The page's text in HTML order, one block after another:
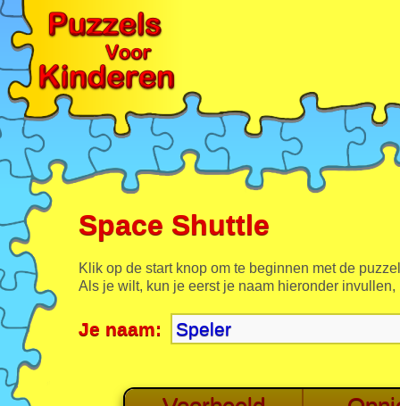
Space Shuttle
Klik op de start knop om te beginnen met de
Als je wilt, kun je eerst je naam hieronder invullen,
Je naam: